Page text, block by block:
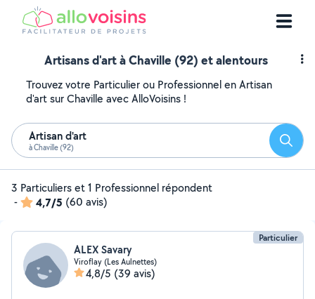
Artisans d'art à Chaville (92) et alentours
Trouvez votre Particulier ou Professionnel en Artisan
d'art sur Chaville avec AlloVoisins !
Artisan d'art
à Chaville (92)
3 Particuliers et 1 Professionnel répondent
-
4,7/5 (60 avis)
Particulier
ALEX Savary
Viroflay (Les Aulnettes)
4,8/5 (39 avis)